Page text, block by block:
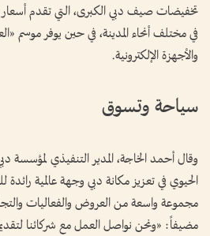
في مختلف أنحاء المدينة، في حين يوفر موسم
والأجهزة الإلكترونية.
سياحة وتسوق
وقال أحمد الخاجة، المدير التنفيذي
الحيوي في تعزيز مكانة دبي وجهة عالمية
مجموعة واسعة من العروض والفعاليات
مضيفاً: «ونحن نواصل العمل مع شركائنا